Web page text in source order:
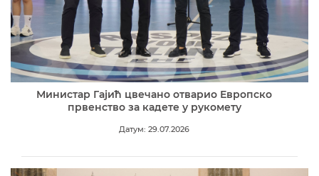
Министар Гајић цвечано отварио Европско
првенство за кадете у рукомету
Датум: 29.07.2026